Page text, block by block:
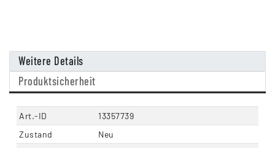
Weitere Details
Produktsicherheit
Art.-ID
13357739
Zustand
Neu